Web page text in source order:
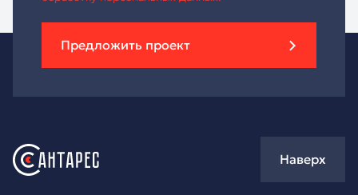
Предложить проект
Наверх